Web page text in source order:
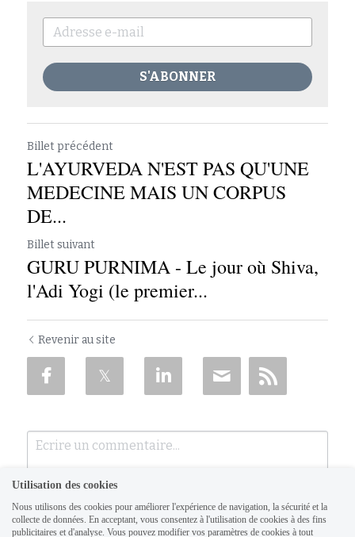
S'ABONNER
Billet précédent
L'AYURVEDA N'EST PAS QU'UNE
MEDECINE MAIS UN CORPUS
DE...
Billet suivant
GURU PURNIMA - Le jour où Shiva,
l'Adi Yogi (le premier...
Revenir au site
Utilisation des cookies
Nous utilisons des cookies pour améliorer l'expérience de navigation, la sécurité et la
collecte de données. En acceptant, vous consentez à l'utilisation de cookies à des fins
publicitaires et d'analyse. Vous pouvez modifier vos paramètres de cookies à tout